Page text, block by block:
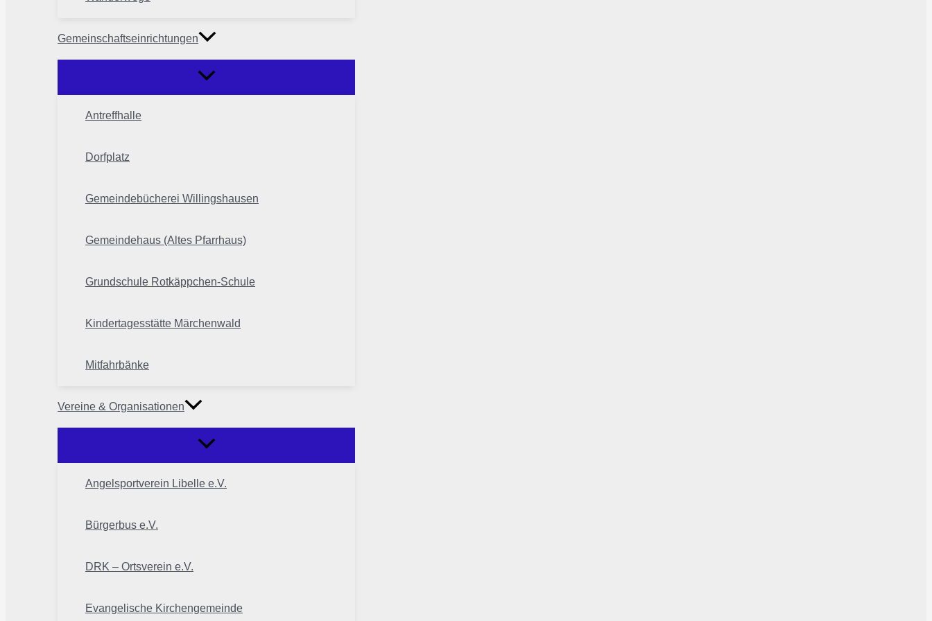
Gemeinschaftseinrichtungen
Antreffhalle
Dorfplatz
Gemeindebücherei Willingshausen
Gemeindehaus (Altes Pfarrhaus)
Grundschule Rotkäppchen-Schule
Kindertagesstätte Märchenwald
Mitfahrbänke
Vereine & Organisationen
Angelsportverein Libelle e.V.
Bürgerbus e.V.
DRK – Ortsverein e.V.
Evangelische Kirchengemeinde